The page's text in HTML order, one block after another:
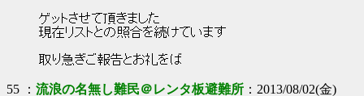
ゲットさせて頂きました
現在リストとの照合を続けています
取り急ぎご報告とお礼をば
55 ： 流浪の名無し難民＠レンタ板避難所 ：2013/08/02(金)